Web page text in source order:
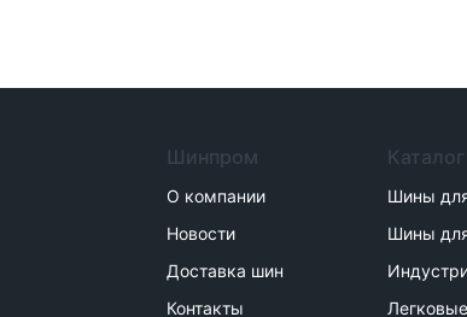
Шинпром
О компании
Новости
Доставка шин
Контакты
Шины
Шины